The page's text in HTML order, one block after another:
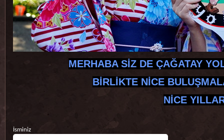
MERHABA SİZ DE ÇAĞATAY
BİRLİKTE NİCE
NİCE
İsminiz